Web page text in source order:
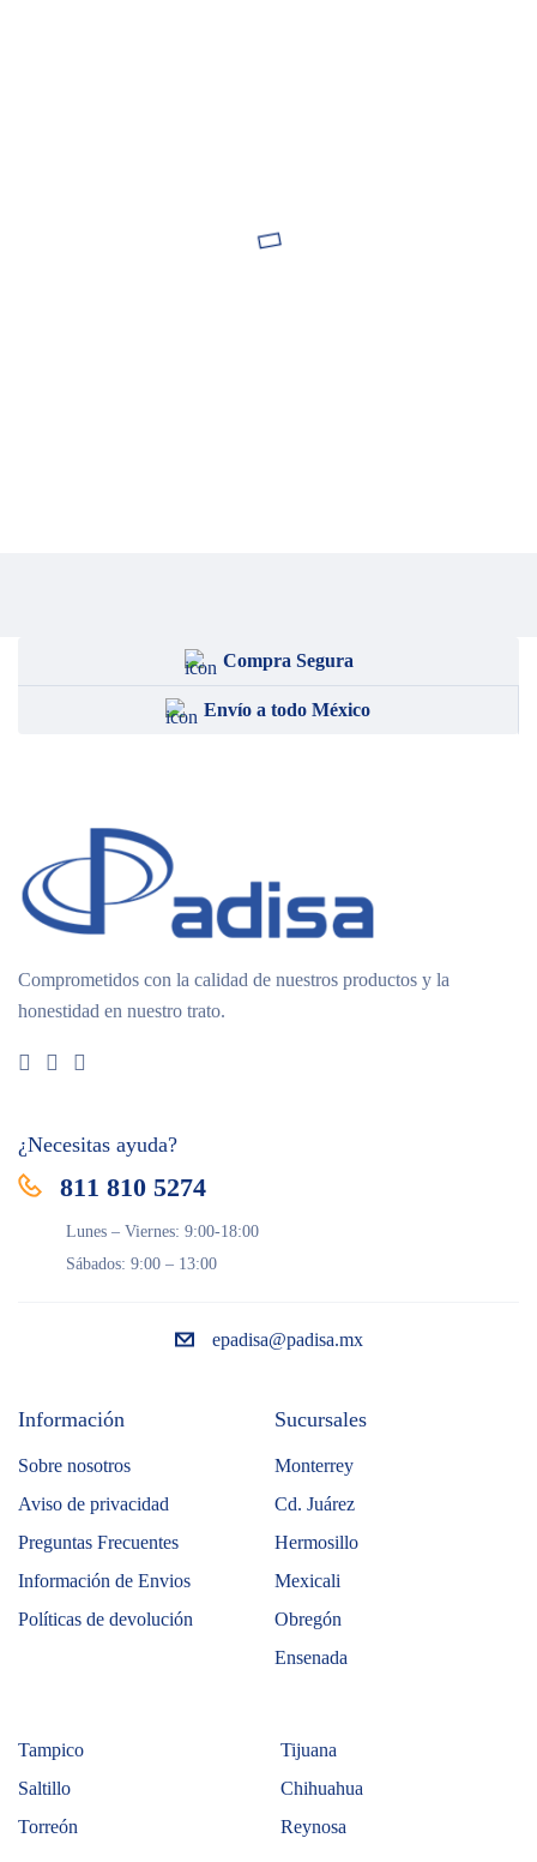
Compra Segura
Envío a todo México
Comprometidos con la calidad de nuestros productos y la
honestidad en nuestro trato.
¿Necesitas ayuda?
811 810 5274
Lunes – Viernes: 9:00-18:00
Sábados: 9:00 – 13:00
epadisa@padisa.mx
Información
Sobre nosotros
Aviso de privacidad
Preguntas Frecuentes
Información de Envios
Políticas de devolución
Sucursales
Monterrey
Cd. Juárez
Hermosillo
Mexicali
Obregón
Ensenada
Tampico
Tijuana
Saltillo
Chihuahua
Torreón
Reynosa